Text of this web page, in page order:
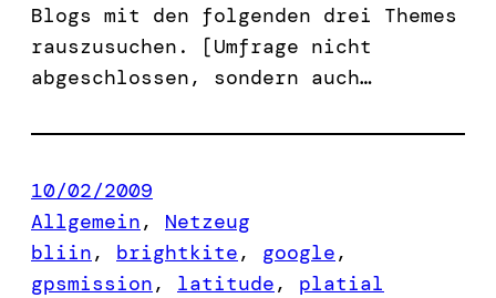
Blogs mit den folgenden drei Themes
rauszusuchen. [Umfrage nicht
abgeschlossen, sondern auch…
10/02/2009
Allgemein, Netzeug
bliin, brightkite, google
gpsmission, latitude, platial